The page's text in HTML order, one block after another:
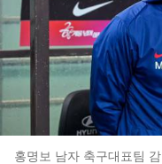
홍명보 남자 축구대표팀